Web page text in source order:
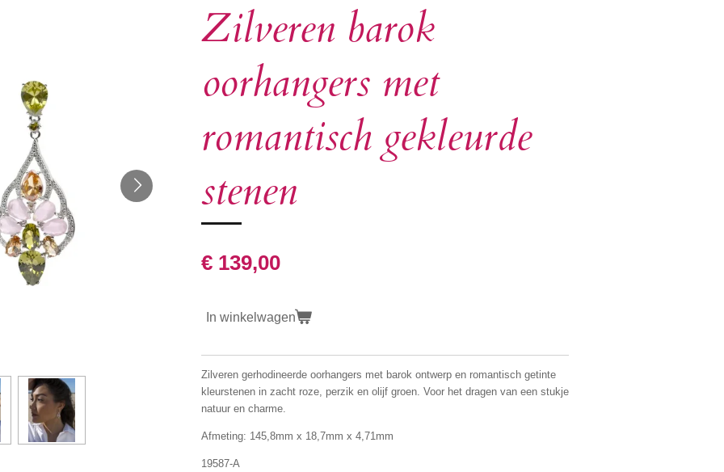
Zilveren barok
oorhangers met
romantisch gekleurde
stenen
€ 139,00
In winkelwagen
Zilveren gerhodineerde oorhangers met barok ontwerp en romantisch getinte
kleurstenen in zacht roze, perzik en olijf groen. Voor het dragen van een stukje
natuur en charme.
Afmeting: 145,8mm x 18,7mm x 4,71mm
19587-A